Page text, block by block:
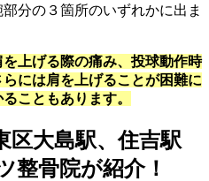
分の３箇所のいずれかに出ま
上げる際の痛み、投球動作時
には肩を上げることが困難に
こともあります。
区大島駅、住吉駅
整骨院が紹介！